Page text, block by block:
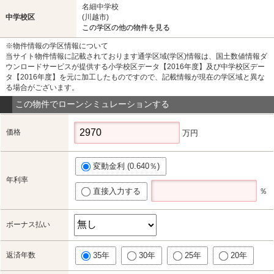
中学校区
名細中学校
(川越市)
この学区の他の物件を見る
※物件情報の学区情報について
当サイト物件情報に記載されております通学区域(学区)情報は、国土数値情報ダ
ウンロードサービスが提供する小学校区データ【2016年度】及び中学校区デー
タ【2016年度】を元に加工したものですので、記載情報が現在の学区域と異な
る場合がございます。
この物件でローンシミュレーションする
価格 万円
年利率
変動金利 (0.640％)
直接入力する ％
ボーナス払い
返済年数 35年 30年 25年 20年